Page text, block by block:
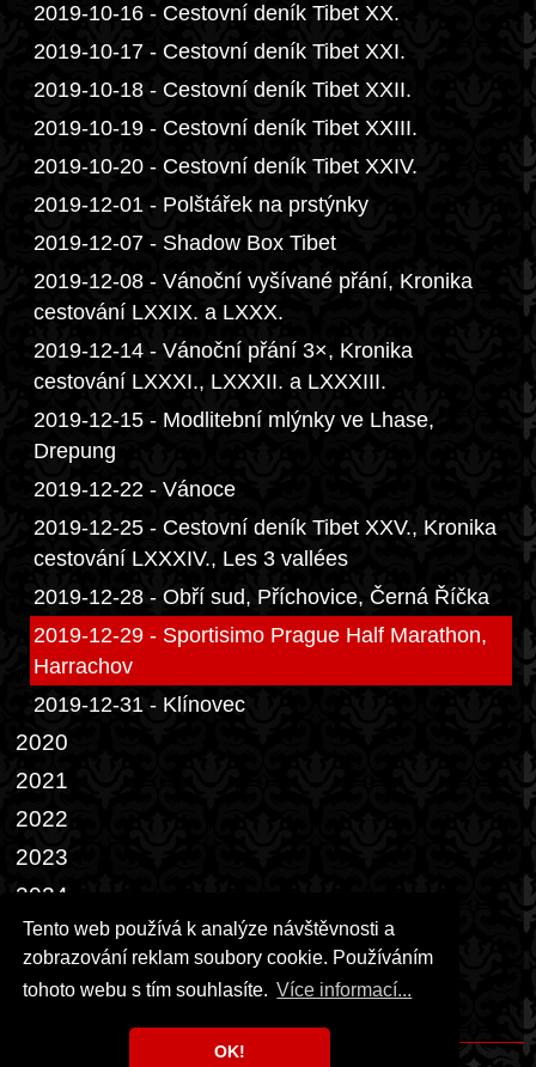
Tento web používá k analýze návštěvnosti a
zobrazování reklam soubory cookie. Používáním
tohoto webu s tím souhlasíte. Více informací...
OK!
2019-10-16 - Cestovní deník Tibet XX.
2019-10-17 - Cestovní deník Tibet XXI.
2019-10-18 - Cestovní deník Tibet XXII.
2019-10-19 - Cestovní deník Tibet XXIII.
2019-10-20 - Cestovní deník Tibet XXIV.
2019-12-01 - Polštářek na prstýnky
2019-12-07 - Shadow Box Tibet
2019-12-08 - Vánoční vyšívané přání, Kronika
cestování LXXIX. a LXXX.
2019-12-14 - Vánoční přání 3×, Kronika
cestování LXXXI., LXXXII. a LXXXIII.
2019-12-15 - Modlitební mlýnky ve Lhase,
Drepung
2019-12-22 - Vánoce
2019-12-25 - Cestovní deník Tibet XXV., Kronika
cestování LXXXIV., Les 3 vallées
2019-12-28 - Obří sud, Příchovice, Černá Říčka
2019-12-29 - Sportisimo Prague Half Marathon,
Harrachov
2019-12-31 - Klínovec
2020
2021
2022
2023
2024
2025
2026